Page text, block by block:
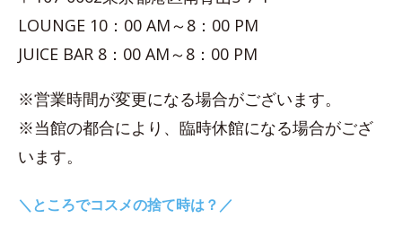
LOUNGE 10：00 AM～8：00 PM
JUICE BAR 8：00 AM～8：00 PM
※営業時間が変更になる場合がございます。
※当館の都合により、臨時休館になる場合がござ
います。
＼ところでコスメの捨て時は？／